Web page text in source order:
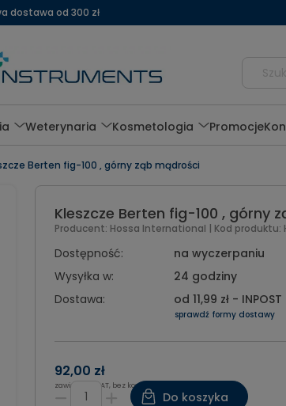
dostawa od 300 zł
Weterynaria Kosmetologia Promocje
Berten fig-100 , górny ząb mądrości
Kleszcze Berten fig-100 , górny
Producent: Hossa International | Kod produktu:
Dostępność:
na wyczerpaniu
Wysyłka w:
24 godziny
Dostawa:
od 11,99 zł - INPOST
sprawdź formy dostawy
92,00 zł
zawiera 8% VAT, bez kosztów dostawy
Do koszyka